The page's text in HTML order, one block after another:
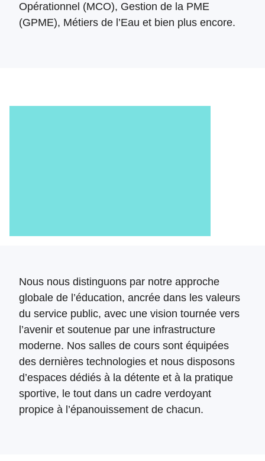
Opérationnel (MCO), Gestion de la PME
(GPME), Métiers de l’Eau et bien plus encore.
Nous nous distinguons par notre approche
globale de l’éducation, ancrée dans les valeurs
du service public, avec une vision tournée vers
l’avenir et soutenue par une infrastructure
moderne. Nos salles de cours sont équipées
des dernières technologies et nous disposons
d’espaces dédiés à la détente et à la pratique
sportive, le tout dans un cadre verdoyant
propice à l’épanouissement de chacun.